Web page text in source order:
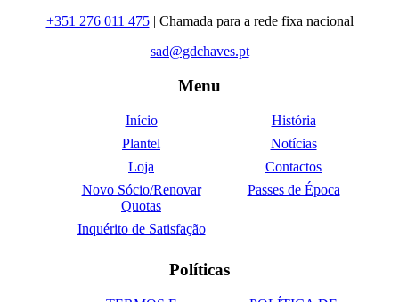
+351 276 011 475| Chamada para a rede fixa nacional
sad@gdchaves.pt
Menu
Início
História
Plantel
Notícias
Loja
Contactos
Novo Sócio/Renovar
Quotas
Passes de Época
Inquérito de Satisfação
Políticas